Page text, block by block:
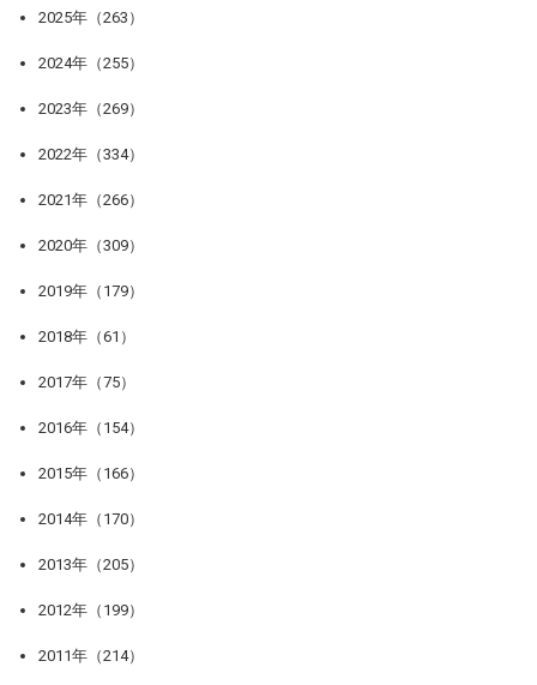
2025年（263）
2024年（255）
2023年（269）
2022年（334）
2021年（266）
2020年（309）
2019年（179）
2018年（61）
2017年（75）
2016年（154）
2015年（166）
2014年（170）
2013年（205）
2012年（199）
2011年（214）